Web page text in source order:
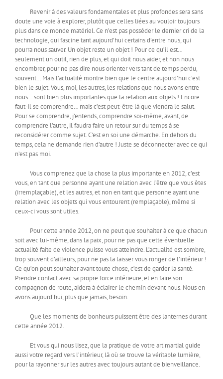
Revenir à des valeurs fondamentales et plus profondes sera sans
doute une voie à explorer, plutôt que celles liées au vouloir toujours
plus dans ce monde matériel. Ce n’est pas posséder le dernier cri de la
technologie, qui fascine tant aujourd’hui certains d’entre nous, qui
pourra nous sauver. Un objet reste un objet ! Pour ce qu’il est…
seulement un outil, rien de plus, et qui doit nous aider, et non nous
encombrer, pour ne pas dire nous orienter vers tant de temps perdu,
souvent… Mais l’actualité montre bien que le centre aujourd’hui c’est
bien le sujet. Vous, moi, les autres, les relations que nous avons entre
nous… sont bien plus importantes que la relation aux objets ! Encore
faut-il se comprendre… mais c’est peut-être là que viendra le salut.
Pour se comprendre, j’entends, comprendre soi-même, avant, de
comprendre l’autre, il faudra faire un retour sur du temps à se
reconsidérer comme sujet. C’est en soi une démarche. En dehors du
temps, cela ne demande rien d’autre ! Juste se déconnecter avec ce qui
n’est pas moi.
Vous comprenez que la chose la plus importante en 2012, c’est
vous, en tant que personne ayant une relation avec l’être que vous êtes
(irremplaçable), et les autres, et non en tant que personne ayant une
relation avec les objets qui vous entourent (remplaçable), même si
ceux-ci vous sont utiles.
Pour cette année 2012, on ne peut que souhaiter à ce que chacun
soit avec lui-même, dans la paix, pour ne pas que cette éventuelle
actualité faite de violence puisse vous atteindre. L’actualité est sombre,
trop souvent d’ailleurs, pour ne pas la laisser vous ronger de l’intérieur !
Ce qu’on peut souhaiter avant toute chose, c’est de garder la santé.
Prendre contact avec sa propre force intérieure, et en faire son
compagnon de route, aidera à éclairer le chemin devant nous. Nous en
avons aujourd’hui, plus que jamais, besoin.
Que les moments de bonheurs puissent être des lanternes durant
cette année 2012.
Et vous qui nous lisez, que la pratique de votre art martial guide
aussi votre regard vers l’intérieur, là où se trouve la véritable lumière,
pour la rayonner sur les autres avec toujours autant de bienveillance.